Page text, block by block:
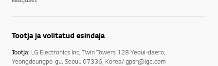
Tootja ja volitatud esindaja
Tootja: LG Electronics Inc, Twin Towers 128 Yeoui-daero,
Yeongdeungpo-gu, Seoul, 07336, Korea/ gpsr@lge.com